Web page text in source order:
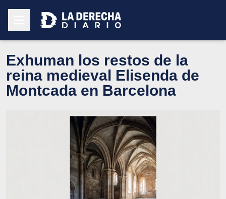
Exhuman los restos de la
reina medieval Elisenda de
Montcada en Barcelona